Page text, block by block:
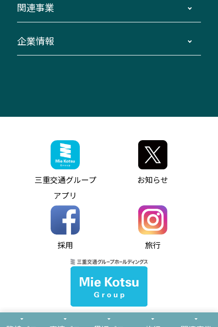
迂回・休止について
臨時バスについて
伊勢二見鳥羽周遊バスCANばす
「みえブルーライン」（三重大学病院直通バ
神都ライナー
ミジュマルのラッピングバス（鈴鹿管内）
参宮バス
神都バス
パールシャトル
バス情報の見える化
コミュニティバス
バス・タクシー交通広告
異常事態発生時のお願い
南紀～VISON～名古屋
湯の山温泉～名古屋
桑名・長島温泉・金城ふ頭駅～中部国際空港
（休止中）
お客様駐車場のご案内
アイコンの説明
インターネット予約
よくあるご質問
お問い合わせ
お問い合わせ
貸切バス団体旅行
美し国周遊ばす
関連事業
自家用自動車車両運行管理
ザ・バスコレクション三重交通バスセット
三重交通公式グッズ
企業情報
ファンコーナー
お問い合わせ
お知らせ・最新情報一覧
ニュースリリース
お問い合わせ
個人情報保護方針
ソーシャルメディア運用ポリシー
ホームページのご利用にあたって
Notes for Using this Website
サイトマップ
三重交通グループ
アプリ
お知らせ
採用 旅行
© Mie Kotsu Co.,Ltd.